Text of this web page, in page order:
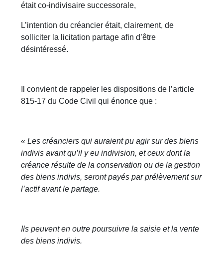
était co-indivisaire successorale,
L’intention du créancier était, clairement, de
solliciter la licitation partage afin d’être
désintéressé.
Il convient de rappeler les dispositions de l’article
815-17 du Code Civil qui énonce que :
« Les créanciers qui auraient pu agir sur des biens
indivis avant qu’il y eu indivision, et ceux dont la
créance résulte de la conservation ou de la gestion
des biens indivis, seront payés par prélèvement sur
l’actif avant le partage.
Ils peuvent en outre poursuivre la saisie et la vente
des biens indivis.